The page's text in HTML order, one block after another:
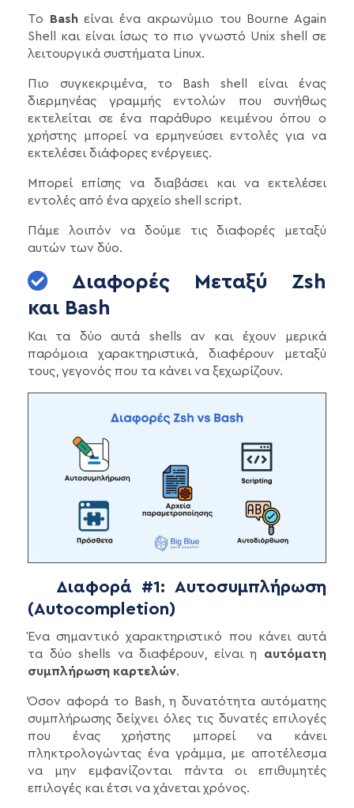
To Bashείναι ένα ακρωνύμιο του Bourne Again
Shell και είναι ίσως το πιο γνωστό Unix shell σε
λειτουργικά συστήματα Linux.
Πιο συγκεκριμένα, το Bash shell είναι ένας
διερμηνέας γραμμής εντολών που συνήθως
εκτελείται σε ένα παράθυρο κειμένου όπου ο
χρήστης μπορεί να ερμηνεύσει εντολές για να
εκτελέσει διάφορες ενέργειες.
Μπορεί επίσης να διαβάσει και να εκτελέσει
εντολές από ένα αρχείο shell script.
Πάμε λοιπόν να δούμε τις διαφορές μεταξύ
αυτών των δύο.
Διαφορές Μεταξύ Zsh
και Bash
Και τα δύο αυτά shells αν και έχουν μερικά
παρόμοια χαρακτηριστικά, διαφέρουν μεταξύ
τους, γεγονός που τα κάνει να ξεχωρίζουν.
Διαφορά #1: Αυτοσυμπλήρωση
(Autocompletion)
Ένα σημαντικό χαρακτηριστικό που κάνει αυτά
τα δύο shells να διαφέρουν, είναι η αυτόματη
συμπλήρωση καρτελών.
Όσον αφορά το Bash, η δυνατότητα αυτόματης
συμπλήρωσης δείχνει όλες τις δυνατές επιλογές
που ένας χρήστης μπορεί να κάνει
πληκτρολογώντας ένα γράμμα, με αποτέλεσμα
να μην εμφανίζονται πάντα οι επιθυμητές
επιλογές και έτσι να χάνεται χρόνος.